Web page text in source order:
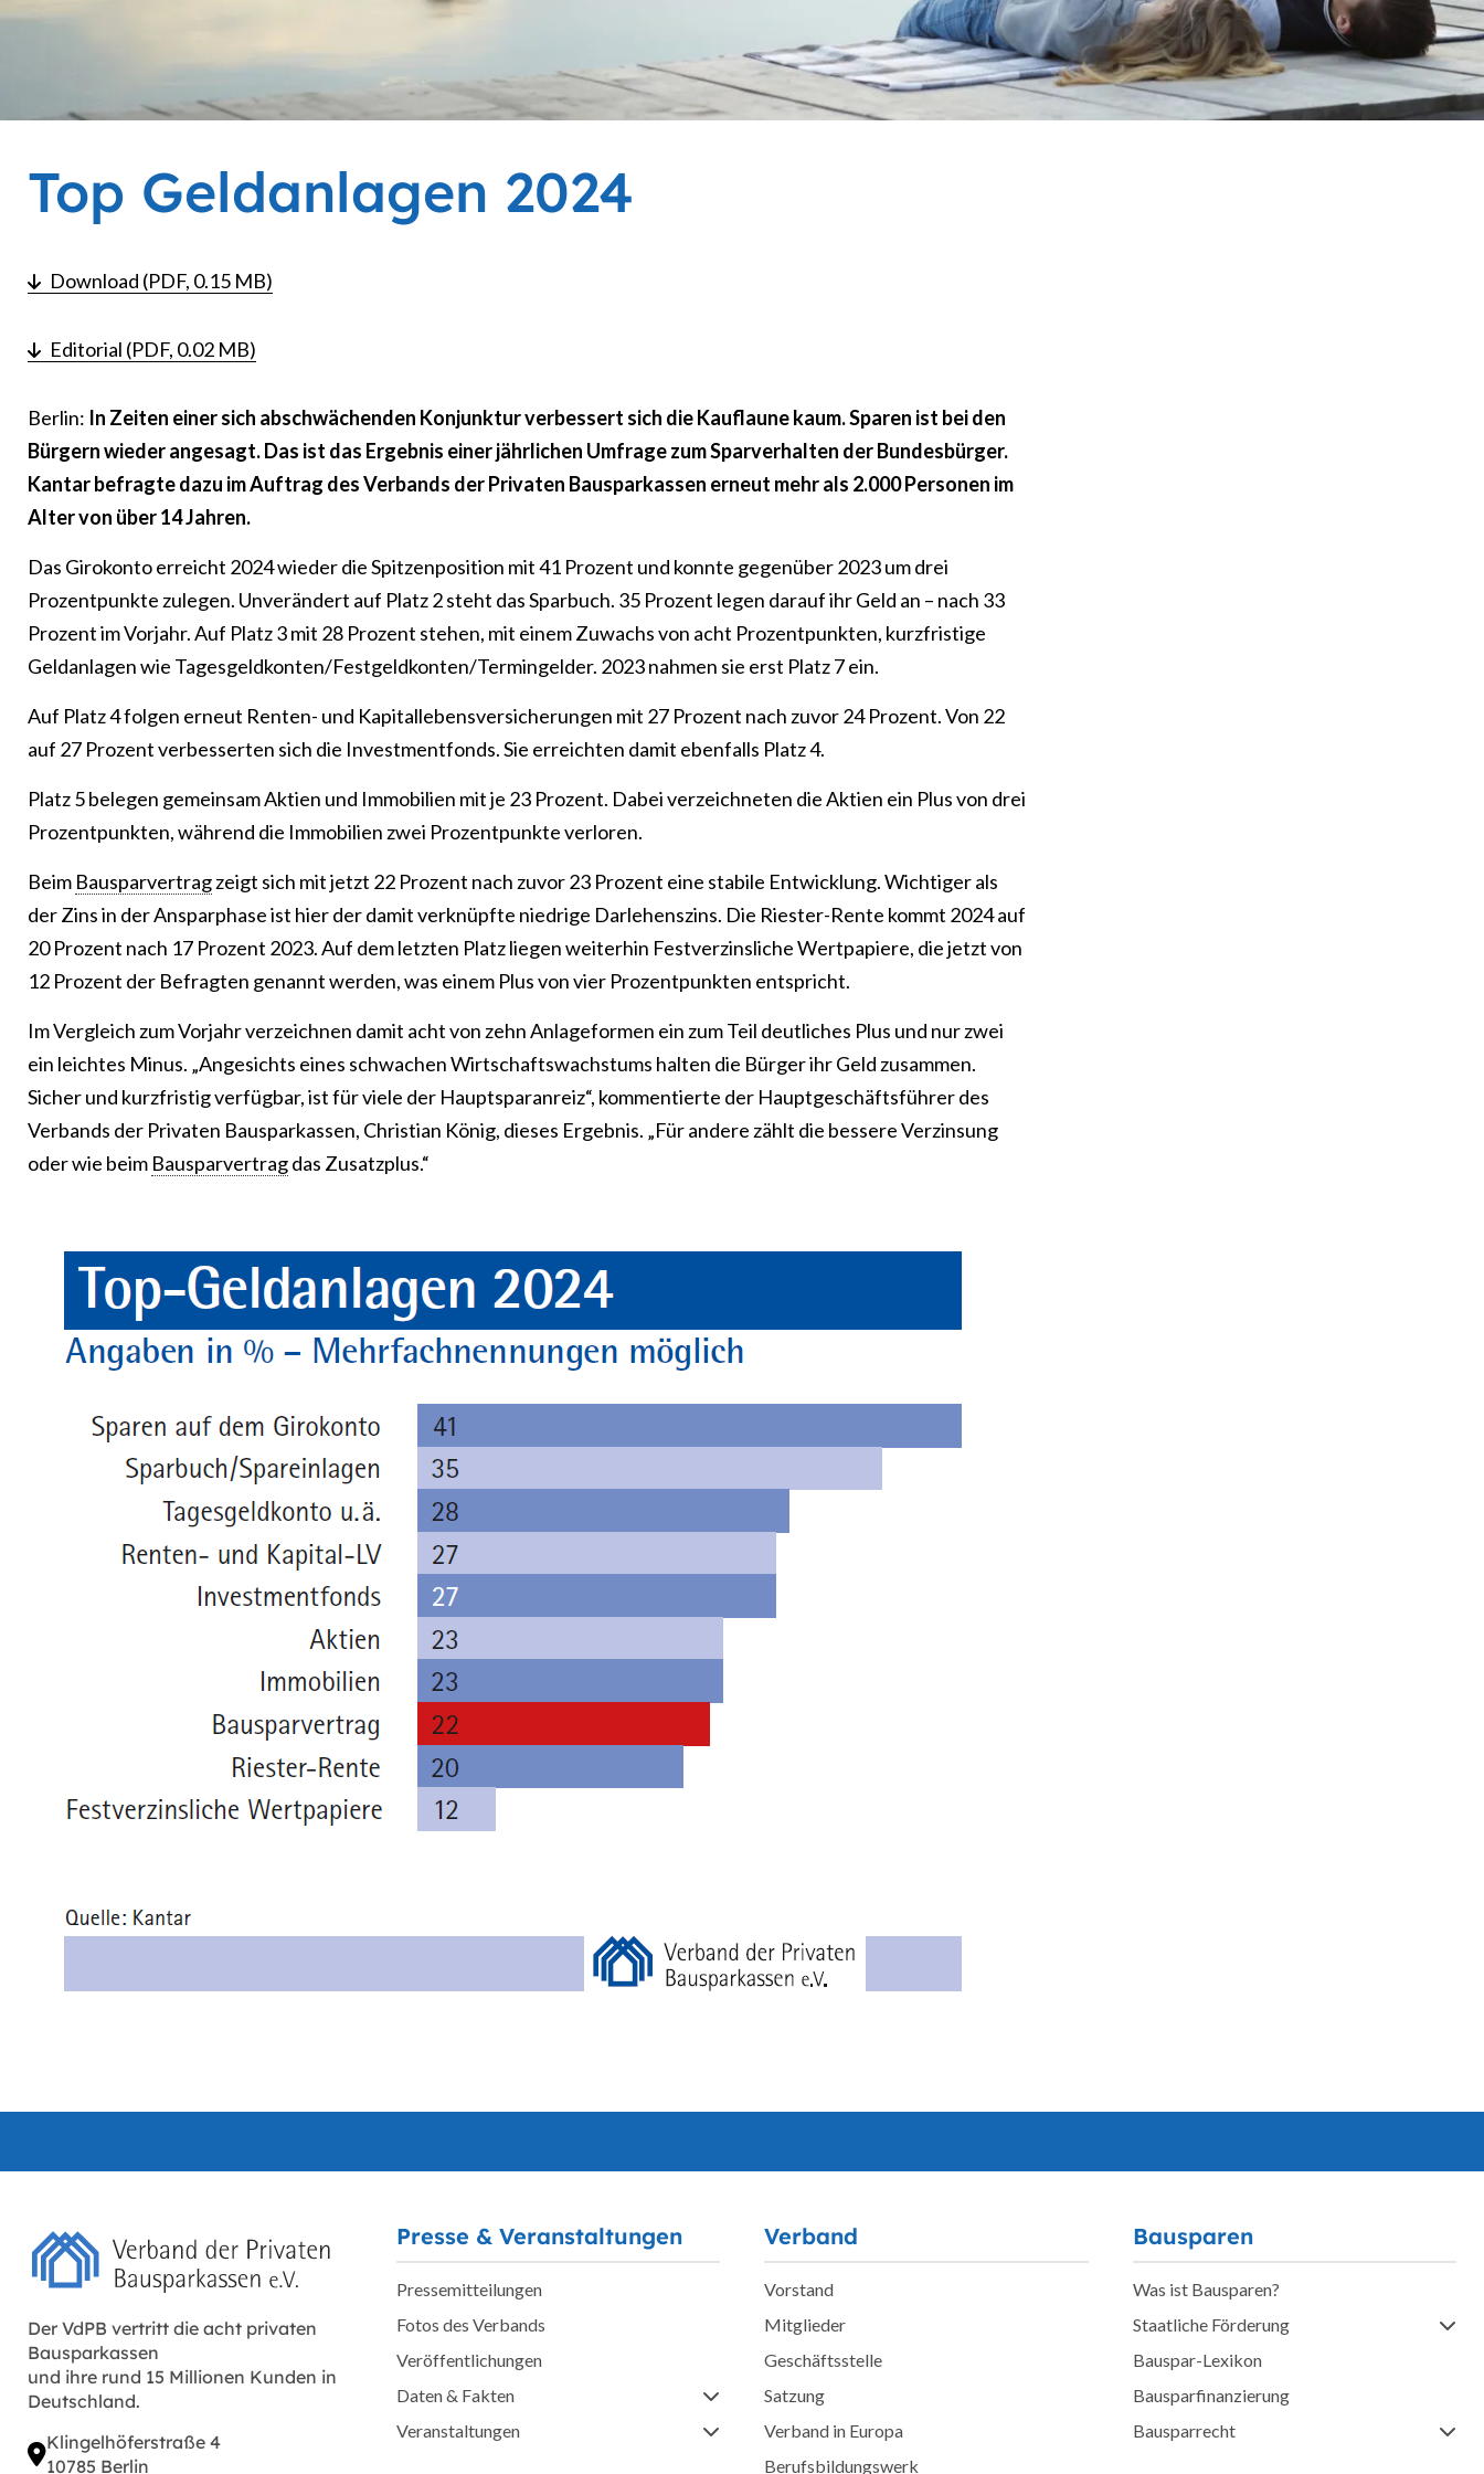
Top Geldanlagen 2024
Download (PDF, 0.15 MB)
Editorial (PDF, 0.02 MB)
Berlin: In Zeiten einer sich abschwächenden Konjunktur verbessert sich die Kauflaune kaum. Sparen ist bei den
Bürgern wieder angesagt. Das ist das Ergebnis einer jährlichen Umfrage zum Sparverhalten der Bundesbürger.
Kantar befragte dazu im Auftrag des Verbands der Privaten Bausparkassen erneut mehr als 2.000 Personen im
Alter von über 14 Jahren.
Das Girokonto erreicht 2024 wieder die Spitzenposition mit 41 Prozent und konnte gegenüber 2023 um drei
Prozentpunkte zulegen. Unverändert auf Platz 2 steht das Sparbuch. 35 Prozent legen darauf ihr Geld an – nach 33
Prozent im Vorjahr. Auf Platz 3 mit 28 Prozent stehen, mit einem Zuwachs von acht Prozentpunkten, kurzfristige
Geldanlagen wie Tagesgeldkonten/Festgeldkonten/Termingelder. 2023 nahmen sie erst Platz 7 ein.
Auf Platz 4 folgen erneut Renten- und Kapitallebensversicherungen mit 27 Prozent nach zuvor 24 Prozent. Von 22
auf 27 Prozent verbesserten sich die Investmentfonds. Sie erreichten damit ebenfalls Platz 4.
Platz 5 belegen gemeinsam Aktien und Immobilien mit je 23 Prozent. Dabei verzeichneten die Aktien ein Plus von drei
Prozentpunkten, während die Immobilien zwei Prozentpunkte verloren.
Beim Bausparvertragzeigt sich mit jetzt 22 Prozent nach zuvor 23 Prozent eine stabile Entwicklung. Wichtiger als
der Zins in der Ansparphase ist hier der damit verknüpfte niedrige Darlehenszins. Die Riester-Rente kommt 2024 auf
20 Prozent nach 17 Prozent 2023. Auf dem letzten Platz liegen weiterhin Festverzinsliche Wertpapiere, die jetzt von
12 Prozent der Befragten genannt werden, was einem Plus von vier Prozentpunkten entspricht.
Im Vergleich zum Vorjahr verzeichnen damit acht von zehn Anlageformen ein zum Teil deutliches Plus und nur zwei
ein leichtes Minus. „Angesichts eines schwachen Wirtschaftswachstums halten die Bürger ihr Geld zusammen.
Sicher und kurzfristig verfügbar, ist für viele der Hauptsparanreiz“, kommentierte der Hauptgeschäftsführer des
Verbands der Privaten Bausparkassen, Christian König, dieses Ergebnis. „Für andere zählt die bessere Verzinsung
oder wie beim Bausparvertragdas Zusatzplus.“
Der VdPB vertritt die acht privaten
Bausparkassen
und ihre rund 15 Millionen Kunden in
Deutschland.
Klingelhöferstraße 4
10785 Berlin
Presse & Veranstaltungen
Pressemitteilungen
Fotos des Verbands
Veröffentlichungen
Daten & Fakten
Veranstaltungen
Verband
Vorstand
Mitglieder
Geschäftsstelle
Satzung
Verband in Europa
Berufsbildungswerk
Bausparen
Was ist Bausparen?
Staatliche Förderung
Bauspar-Lexikon
Bausparfinanzierung
Bausparrecht